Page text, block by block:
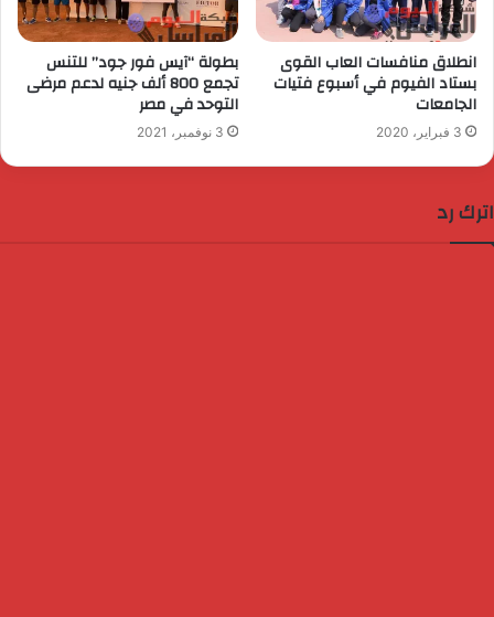
انطلاق منافسات العاب القوى
بستاد الفيوم في أسبوع فتيات
الجامعات
3 فبراير، 2020
بطولة “آيس فور جود” للتنس
تجمع 800 ألف جنيه لدعم مرضى
التوحد في مصر
3 نوفمبر، 2021
اترك رد